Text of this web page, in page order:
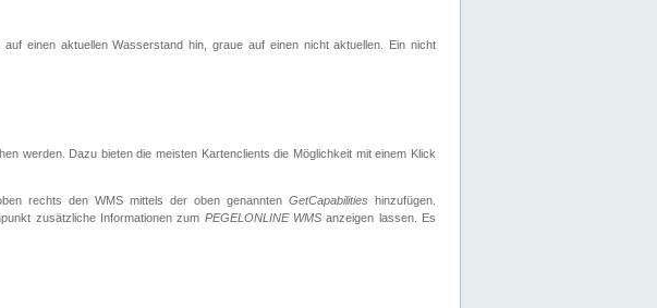
einen aktuellen Wasserstand hin, graue auf einen nicht aktuellen. Ein nicht
werden. Dazu bieten die meisten Kartenclients die Möglichkeit mit einem Klick
rechts den WMS mittels der oben genannten GetCapabilities hinzufügen.
zusätzliche Informationen zum PEGELONLINE WMSanzeigen lassen. Es